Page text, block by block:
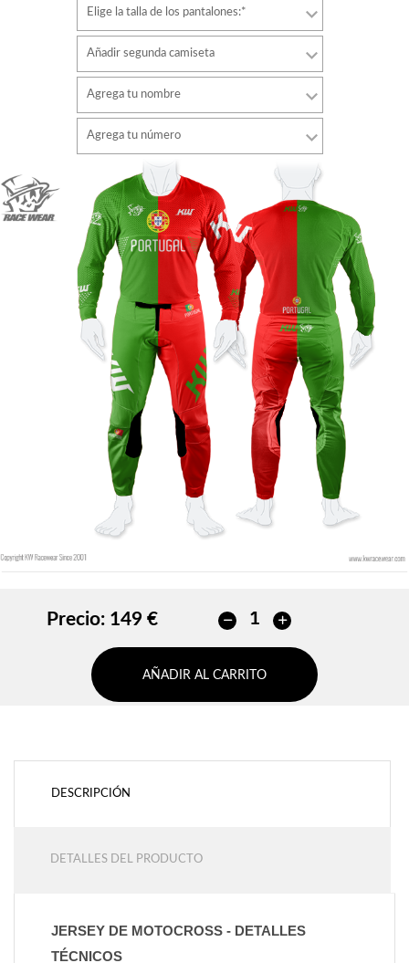
Elige la talla de los pantalones:*
Añadir segunda camiseta
Agrega tu nombre
Color de fuente
Color de contorno
Sin contorno
AÑADIR
Agrega tu número
estilo
Color de fuente
Color de contorno
Sin contorno
AÑADIR
Precio: 149 €
AÑADIR AL CARRITO
DESCRIPCIÓN
DETALLES DEL PRODUCTO
JERSEY DE MOTOCROSS - DETALLES
TÉCNICOS